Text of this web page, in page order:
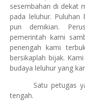
sesembahan di dekat
pada leluhur.
pun demikian.
pemerintah kami
penengah kami
bersikaplah bijak.
budaya leluhur yang
Satu petugas
tengah.